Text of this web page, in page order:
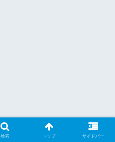
検索 トップ サイドバー